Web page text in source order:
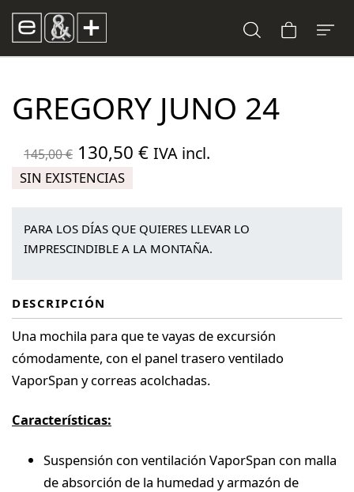
GREGORY JUNO 24
145,00€ El
precio
era:
145,00 €.
130,50 €El
es:
130,50 €.
IVA incl.
SIN EXISTENCIAS
PARA LOS DÍAS QUE QUIERES LLEVAR LO
IMPRESCINDIBLE A LA MONTAÑA.
DESCRIPCIÓN
Una mochila para que te vayas de excursión
cómodamente, con el panel trasero ventilado
VaporSpan y correas acolchadas.
Características:
Suspensión con ventilación VaporSpan con malla
de absorción de la humedad y armazón de